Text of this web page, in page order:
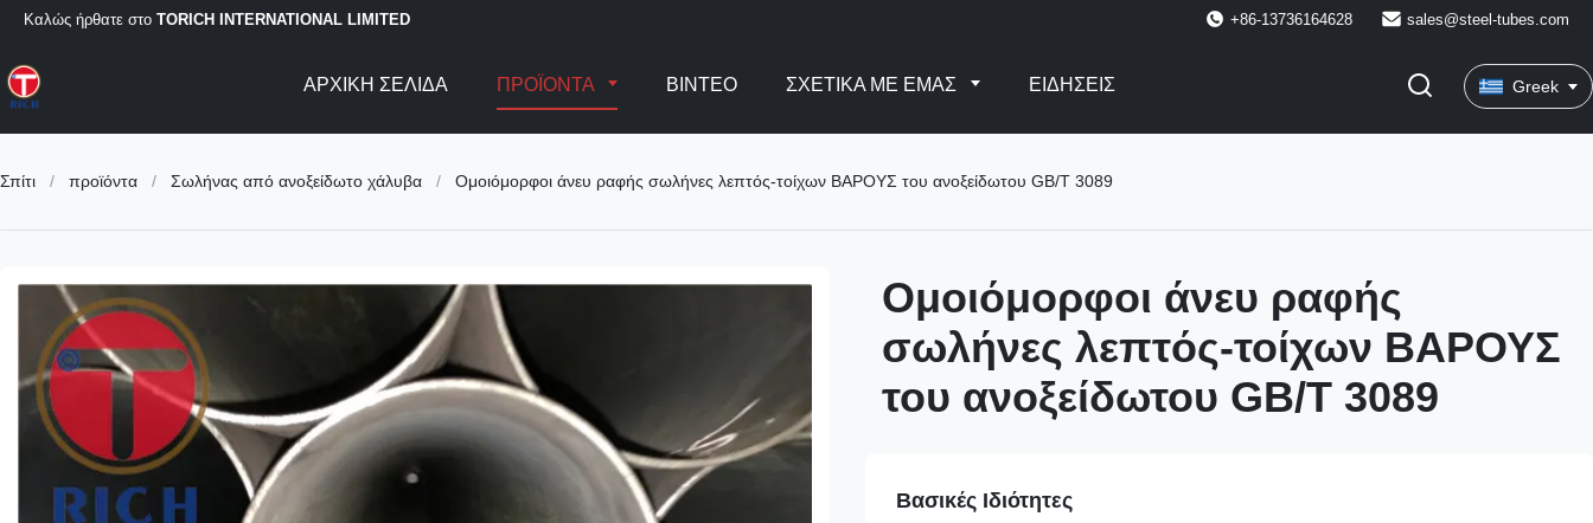
Καλώς ήρθατε στο TORICH INTERNATIONAL LIMITED +86-13736164628 sales@steel-tubes.com
ΑΡΧΙΚΉ ΣΕΛΊΔΑ ΠΡΟΪΌΝΤΑ ΒΊΝΤΕΟ ΣΧΕΤΙΚΆ ΜΕ ΕΜΆΣ ΕΙΔΉΣΕΙΣ Greek
Σπίτι / προϊόντα / Σωλήνας από ανοξείδωτο χάλυβα / Ομοιόμορφοι άνευ ραφής σωλήνες λεπτός-τοίχων ΒΑΡΟΥΣ του ανοξείδωτου GB/T 3089
Ομοιόμορφοι άνευ ραφής
σωλήνες λεπτός-τοίχων ΒΑΡΟΥΣ
του ανοξείδωτου GB/T 3089
Βασικές Ιδιότητες